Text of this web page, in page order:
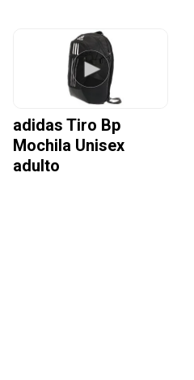
adidas Tiro Bp
Mochila Unisex
adulto